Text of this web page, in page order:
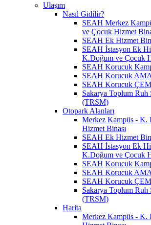
Ulaşım
Nasıl Gidilir?
SEAH Merkez
ve Çocuk Hizmet
SEAH Ek Hizmet
SEAH İstasyon Ek
K.Doğum ve Çocuk
SEAH Korucuk
SEAH Korucuk
SEAH Korucuk
Sakarya Toplum Ruh
(TRSM)
Otopark Alanları
Merkez Kampüs - K.
Hizmet Binası
SEAH Ek Hizmet
SEAH İstasyon Ek
K.Doğum ve Çocuk
SEAH Korucuk
SEAH Korucuk
SEAH Korucuk
Sakarya Toplum Ruh
(TRSM)
Harita
Merkez Kampüs - K.